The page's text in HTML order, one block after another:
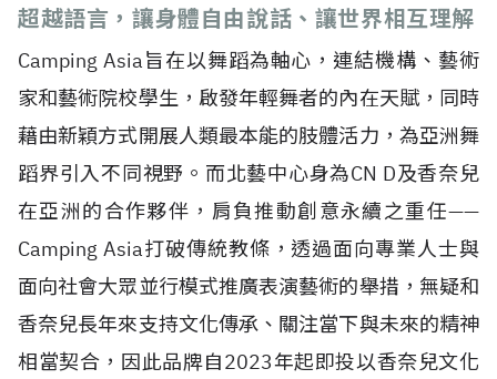
超越語言，讓身體自由說話、讓世界相互理解
Camping Asia旨在以舞蹈為軸心，連結機構、藝術
家和藝術院校學生，啟發年輕舞者的內在天賦，同時
藉由新穎方式開展人類最本能的肢體活力，為亞洲舞
蹈界引入不同視野。而北藝中心身為CN D及香奈兒
在亞洲的合作夥伴，肩負推動創意永續之重任——
Camping Asia打破傳統教條，透過面向專業人士與
面向社會大眾並行模式推廣表演藝術的舉措，無疑和
香奈兒長年來支持文化傳承、關注當下與未來的精神
相當契合，因此品牌自2023年起即投以香奈兒文化